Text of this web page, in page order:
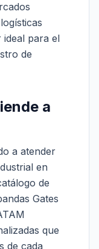
ideal para el
de
a
a atender
en
de
Gates
que
de cada